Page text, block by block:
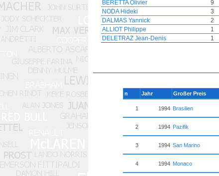
BERETTA Olivier
9
NODA Hideki
3
DALMAS Yannick
2
ALLIOT Philippe
1
DELETRAZ Jean-Denis
1
n Jahr Großer Preis
1 1994 Brasilien
2 1994 Pazifik
3 1994 San Marino
4 1994 Monaco